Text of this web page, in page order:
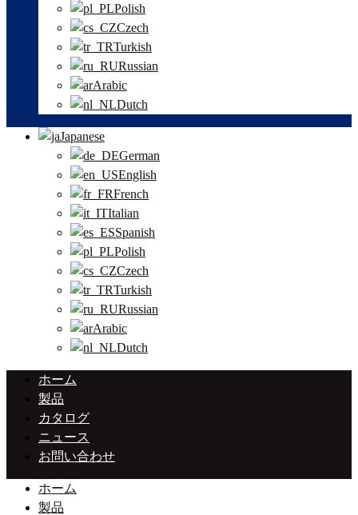
Polish
Czech
Turkish
Russian
Arabic
Dutch
Japanese
German
English
French
Italian
Spanish
Polish
Czech
Turkish
Russian
Arabic
Dutch
ホーム
製品
カタログ
ニュース
お問い合わせ
ホーム
製品